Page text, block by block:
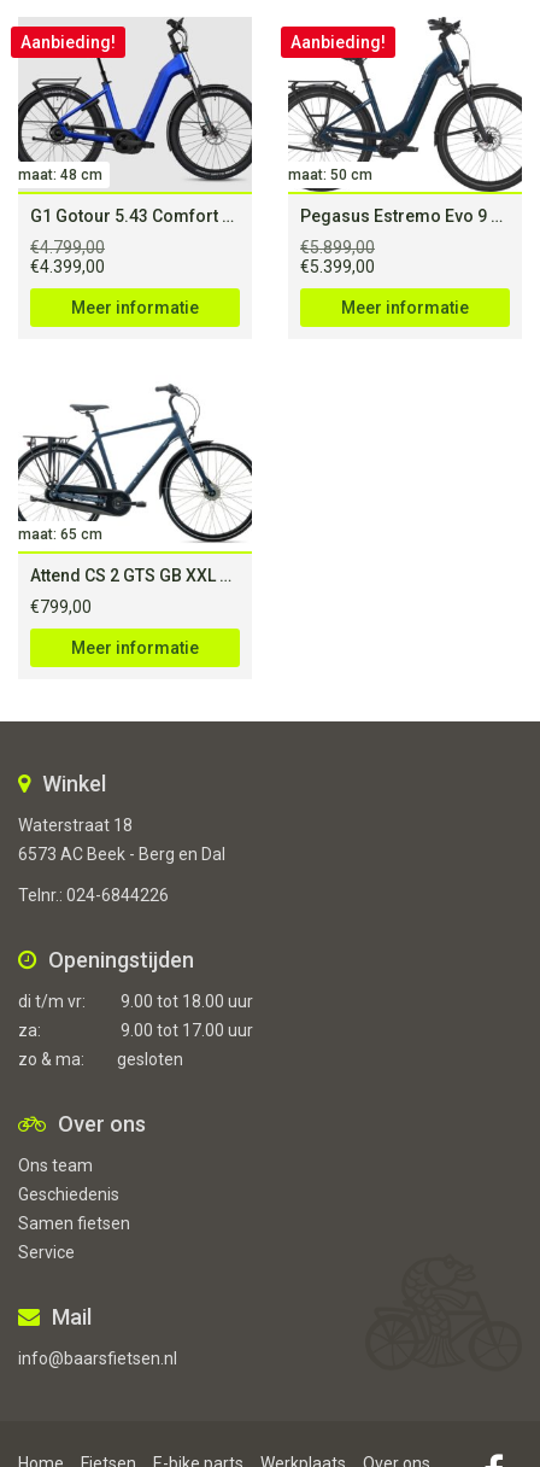
maat: 48 cm
Aanbieding!
G1 Gotour 5.43 Comfort NL CX
€4.799,00
Oorspronkelijke
prijs
€4.799,00.
€4.399,00
prijs
is:
€4.399,00.
Meer informatie
maat: 50 cm
Aanbieding!
Pegasus Estremo Evo 9 belt
€5.899,00
Oorspronkelijke
prijs
€5.899,00.
€5.399,00
prijs
is:
€5.399,00.
Meer informatie
maat: 65 cm
Attend CS 2 GTS GB XXL Blue Ashes
€799,00
Meer informatie
Winkel
Waterstraat 18
6573 AC Beek - Berg en Dal
Telnr.: 024-6844226
Openingstijden
di t/m vr:
9.00 tot 18.00 uur
za:
9.00 tot 17.00 uur
zo & ma:
gesloten
Over ons
Ons team
Geschiedenis
Samen fietsen
Service
Mail
info@baarsfietsen.nl
Home Fietsen E-bike parts Werkplaats Over ons